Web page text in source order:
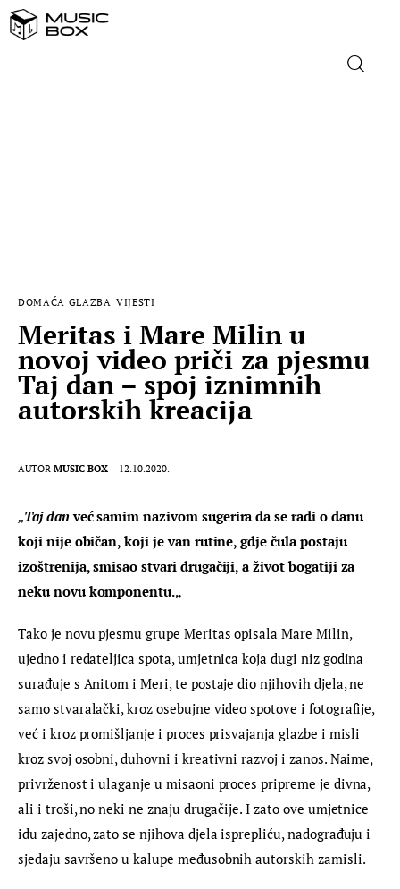
MUSIC BOX
DOMAĆA GLAZBA VIJESTI
Meritas i Mare Milin u
novoj video priči za pjesmu
Taj dan – spoj iznimnih
autorskih kreacija
AUTOR MUSIC BOX 12.10.2020.
„Taj dan već samim nazivom sugerira da se radi o danu
koji nije običan, koji je van rutine, gdje čula postaju
izoštrenija, smisao stvari drugačiji, a život bogatiji za
neku novu komponentu.„
Tako je novu pjesmu grupe Meritas opisala Mare Milin,
ujedno i redateljica spota, umjetnica koja dugi niz godina
surađuje s Anitom i Meri, te postaje dio njihovih djela, ne
samo stvaralački, kroz osebujne video spotove i fotografije,
već i kroz promišljanje i proces prisvajanja glazbe i misli
kroz svoj osobni, duhovni i kreativni razvoj i zanos. Naime,
privrženost i ulaganje u misaoni proces pripreme je divna,
ali i troši, no neki ne znaju drugačije. I zato ove umjetnice
idu zajedno, zato se njihova djela isprepliću, nadograđuju i
sjedaju savršeno u kalupe međusobnih autorskih zamisli.